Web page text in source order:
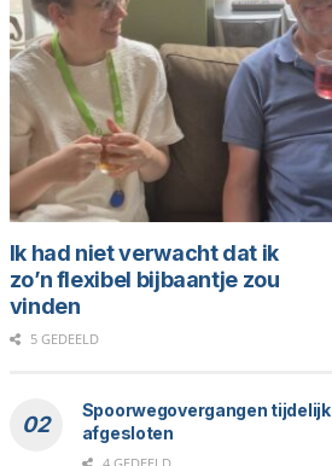
Ik had niet verwacht dat ik
zo’n flexibel bijbaantje zou
vinden
5 GEDEELD
Spoorwegovergangen tijdelijk
afgesloten